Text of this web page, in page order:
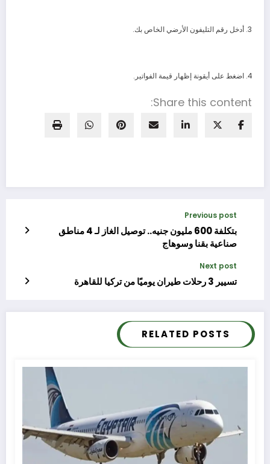
أدخل رقم التليفون الأرضي الخاص بك.
اضغط على أيقونة إظهار قيمة الفواتير.
Share this content:
Previous post
بتكلفة 600 مليون جنيه.. توصيل الغاز لـ 4 مناطق
صناعية بقنا وسوهاج
Next post
تسيير 3 رحلات طيران يوميًا من تركيا للقاهرة
RELATED POSTS